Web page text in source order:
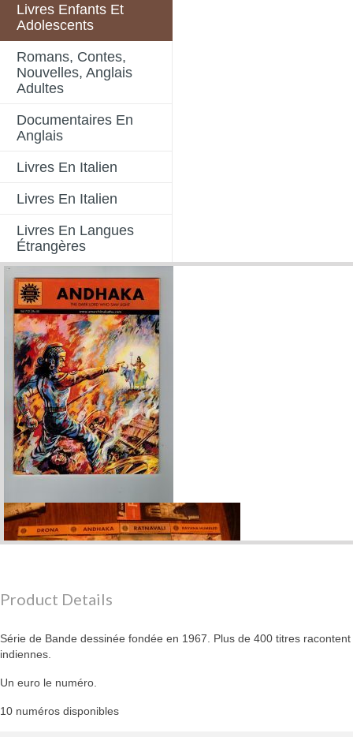
Livres Enfants Et
Adolescents
Romans, Contes,
Nouvelles, Anglais
Adultes
Documentaires En
Anglais
Livres En Italien
Livres En Italien
Livres En Langues
Étrangères
Product Details
Série de Bande dessinée fondée en 1967. Plus de 400 titres
indiennes.
Un euro le numéro.
10 numéros disponibles